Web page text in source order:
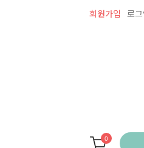
회원가입 로그
0